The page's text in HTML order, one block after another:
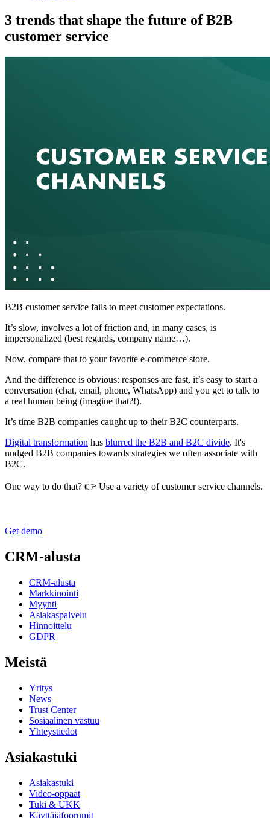
3 trends that shape the future of B2B
customer service
B2B customer service fails to meet customer expectations.
It’s slow, involves a lot of friction and, in many cases, is
impersonalized (best regards, company name…).
Now, compare that to your favorite e-commerce store.
And the difference is obvious: responses are fast, it’s easy to start a
conversation (chat, email, phone, WhatsApp) and you get to talk to
a real human being (imagine that?!).
It’s time B2B companies caught up to their B2C counterparts.
Digital transformation has blurred the B2B and B2C divide. It's
nudged B2B companies towards strategies we often associate with
B2C.
One way to do that? 👉 Use a variety of customer service channels.
Get demo
CRM-alusta
CRM-alusta
Markkinointi
Myynti
Asiakaspalvelu
Hinnoittelu
GDPR
Meistä
Yritys
News
Trust Center
Sosiaalinen vastuu
Yhteystiedot
Asiakastuki
Asiakastuki
Video-oppaat
Tuki & UKK
Käyttäjäfoorumit